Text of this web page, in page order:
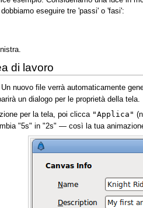
eseguire tre 'passi' o 'fasi':
di lavoro
nuovo file verrà automaticamente
un dialogo per le proprietà della tela.
per la tela, poi clicca "Applica"
"5s" in "2s" — così la tua